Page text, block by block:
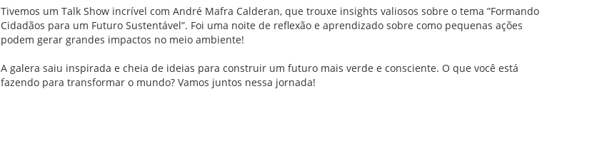
Tivemos um Talk Show incrível com André Mafra Calderan, que trouxe insights valiosos sobre o tema ”Formando
Cidadãos para um Futuro Sustentável”. Foi uma noite de reflexão e aprendizado sobre como pequenas ações
podem gerar grandes impactos no meio ambiente!
A galera saiu inspirada e cheia de ideias para construir um futuro mais verde e consciente. O que você está
fazendo para transformar o mundo? Vamos juntos nessa jornada!